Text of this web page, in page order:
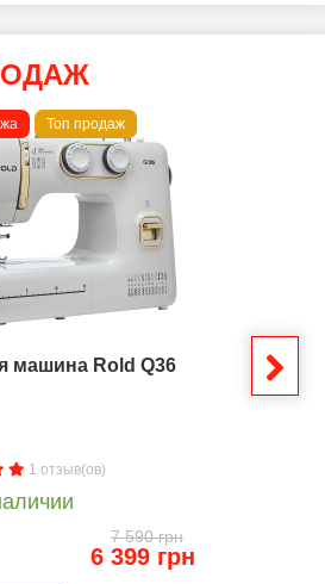
Топ продаж
машина Rold Q36
1 отзыв(ов)
7 590 грн
6 399 грн